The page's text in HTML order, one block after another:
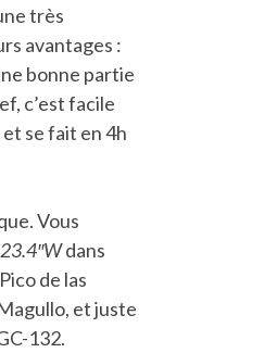
très
avantages :
bonne partie
c’est facile
se fait en 4h
Vous
dans
de las
et juste
132.